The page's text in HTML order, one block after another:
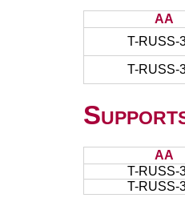
AA
T-RUSS-
T-RUSS-
AA
T-RUSS-
T-RUSS-